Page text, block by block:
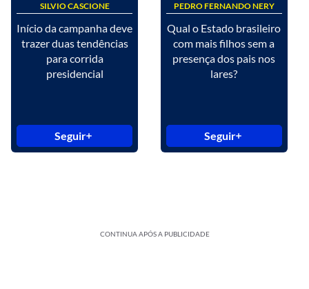
SILVIO CASCIONE
Início da campanha deve
trazer duas tendências
para corrida
presidencial
Seguir
PEDRO FERNANDO NERY
Qual o Estado brasileiro
com mais filhos sem a
presença dos pais nos
lares?
Seguir
CONTINUA APÓS A PUBLICIDADE